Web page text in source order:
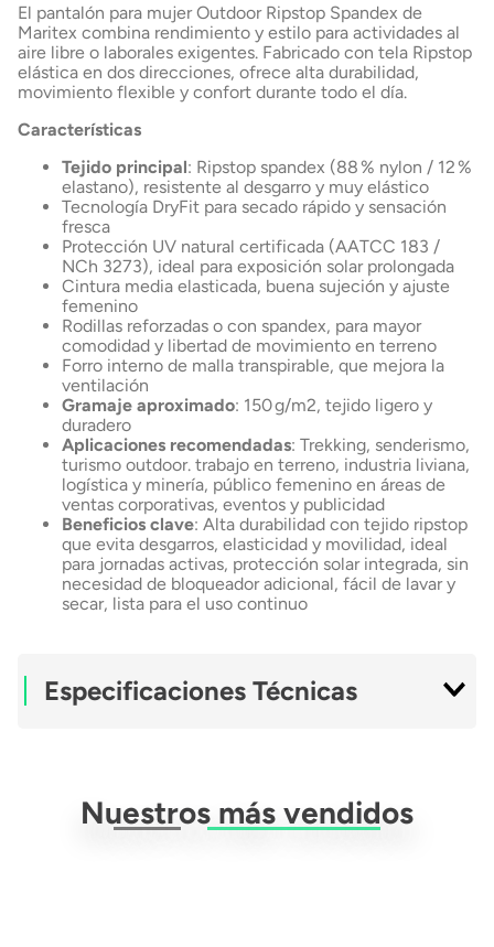
El pantalón para mujer Outdoor Ripstop Spandex de
Maritex combina rendimiento y estilo para actividades al
aire libre o laborales exigentes. Fabricado con tela Ripstop
elástica en dos direcciones, ofrece alta durabilidad,
movimiento flexible y confort durante todo el día.
Características
Tejido principal: Ripstop spandex (88 % nylon / 12 %
elastano), resistente al desgarro y muy elástico
Tecnología DryFit para secado rápido y sensación
fresca
Protección UV natural certificada (AATCC 183 /
NCh 3273), ideal para exposición solar prolongada
Cintura media elasticada, buena sujeción y ajuste
femenino
Rodillas reforzadas o con spandex, para mayor
comodidad y libertad de movimiento en terreno
Forro interno de malla transpirable, que mejora la
ventilación
Gramaje aproximado: 150 g/m2, tejido ligero y
duradero
Aplicaciones recomendadas: Trekking, senderismo,
turismo outdoor. trabajo en terreno, industria liviana,
logística y minería, público femenino en áreas de
ventas corporativas, eventos y publicidad
Beneficios clave: Alta durabilidad con tejido ripstop
que evita desgarros, elasticidad y movilidad, ideal
para jornadas activas, protección solar integrada, sin
necesidad de bloqueador adicional, fácil de lavar y
secar, lista para el uso continuo
Especificaciones Técnicas
Material Interior Nylon
Nuestros más vendidos